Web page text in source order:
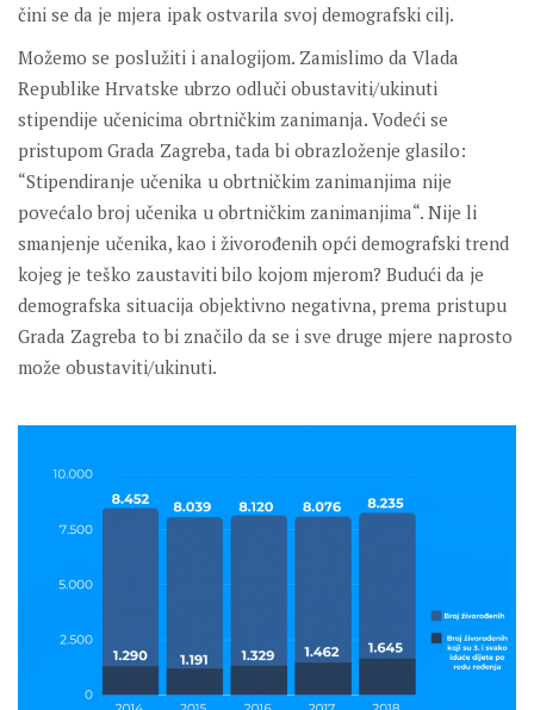
čini se da je mjera ipak ostvarila svoj demografski cilj.
Možemo se poslužiti i analogijom. Zamislimo da Vlada
Republike Hrvatske ubrzo odluči obustaviti/ukinuti
stipendije učenicima obrtničkim zanimanja. Vodeći se
pristupom Grada Zagreba, tada bi obrazloženje glasilo:
“Stipendiranje učenika u obrtničkim zanimanjima nije
povećalo broj učenika u obrtničkim zanimanjima“. Nije li
smanjenje učenika, kao i živorođenih opći demografski trend
kojeg je teško zaustaviti bilo kojom mjerom? Budući da je
demografska situacija objektivno negativna, prema pristupu
Grada Zagreba to bi značilo da se i sve druge mjere naprosto
može obustaviti/ukinuti.